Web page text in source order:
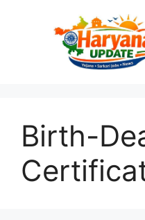
Birth-